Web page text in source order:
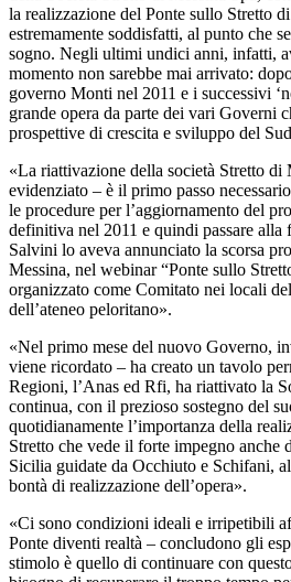
la realizzazione del Ponte sullo Stretto
estremamente soddisfatti, al punto che
sogno. Negli ultimi undici anni, infatti,
momento non sarebbe mai arrivato:
governo Monti nel 2011 e i successivi
grande opera da parte dei vari Governi
prospettive di crescita e sviluppo del
«La riattivazione della società Stretto di
evidenziato – è il primo passo
le procedure per l’aggiornamento del
definitiva nel 2011 e quindi passare alla
Salvini lo aveva annunciato la scorsa
Messina, nel webinar “Ponte sullo
organizzato come Comitato nei locali
dell’ateneo peloritano».
«Nel primo mese del nuovo Governo,
viene ricordato – ha creato un tavolo
Regioni, l’Anas ed Rfi, ha riattivato la
continua, con il prezioso sostegno del
quotidianamente l’importanza della
Stretto che vede il forte impegno anche
Sicilia guidate da Occhiuto e Schifani,
bontà di realizzazione dell’opera».
«Ci sono condizioni ideali e irripetibili
Ponte diventi realtà – concludono gli
stimolo è quello di continuare con